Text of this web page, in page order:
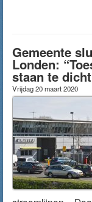
Gemeente
Londen:
staan te
Vrijdag 20 maart 2020